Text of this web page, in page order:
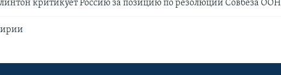
критикует Россию за позицию по резолюции Совбеза ООН